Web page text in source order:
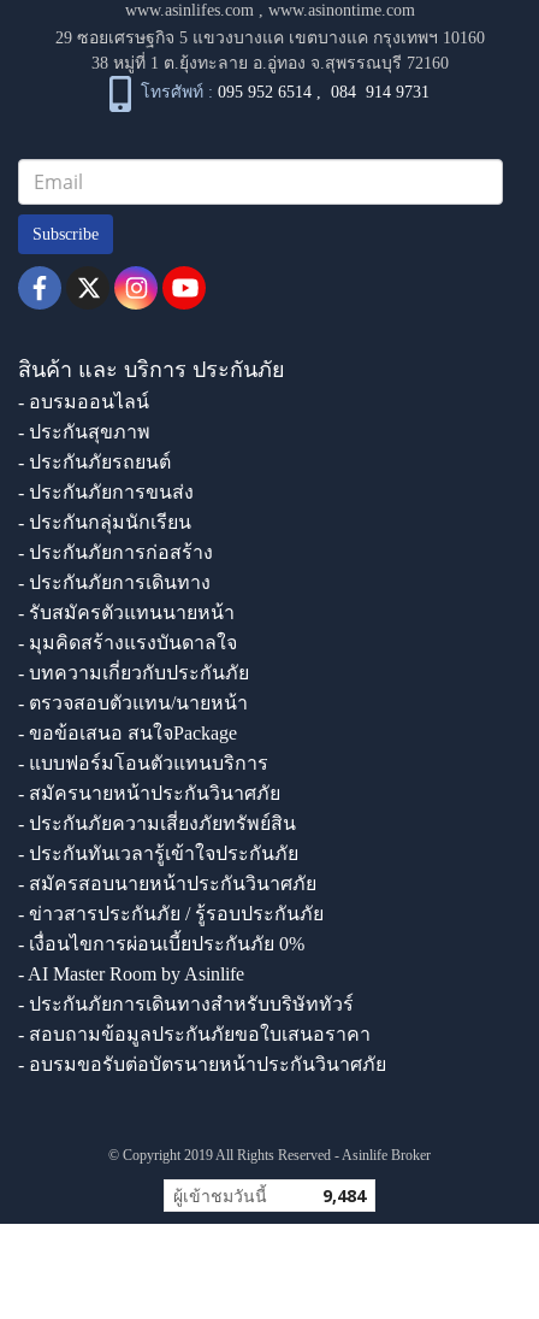
www.asinlifes.com, www.asinontime.com
29 ซอยเศรษฐกิจ 5 แขวงบางแค เขตบางแค กรุงเทพฯ 10160
38 หมู่ที่ 1 ต.ยุ้งทะลาย อ.อู่ทอง จ.สุพรรณบุรี 72160
โทรศัพท์ : 095 952 6514 ,084 914 9731
Subscribe
สินค้า และ บริการ ประกันภัย
- อบรมออนไลน์
- ประกันสุขภาพ
- ประกันภัยรถยนต์
- ประกันภัยการขนส่ง
- ประกันกลุ่มนักเรียน
- ประกันภัยการก่อสร้าง
- ประกันภัยการเดินทาง
- รับสมัครตัวแทนนายหน้า
- มุมคิดสร้างแรงบันดาลใจ
- บทความเกี่ยวกับประกันภัย
- ตรวจสอบตัวแทน/นายหน้า
- ขอข้อเสนอ สนใจPackage
- แบบฟอร์มโอนตัวแทนบริการ
- สมัครนายหน้าประกันวินาศภัย
- ประกันภัยความเสี่ยงภัยทรัพย์สิน
- ประกันทันเวลารู้เข้าใจประกันภัย
- สมัครสอบนายหน้าประกันวินาศภัย
- ข่าวสารประกันภัย / รู้รอบประกันภัย
- เงื่อนไขการผ่อนเบี้ยประกันภัย 0%
- AI Master Room by Asinlife
- ประกันภัยการเดินทางสำหรับบริษัททัวร์
- สอบถามข้อมูลประกันภัยขอใบเสนอราคา
- อบรมขอรับต่อบัตรนายหน้าประกันวินาศภัย
© Copyright 2019 All Rights Reserved - Asinlife Broker
ผู้เข้าชมวันนี้ 9,484